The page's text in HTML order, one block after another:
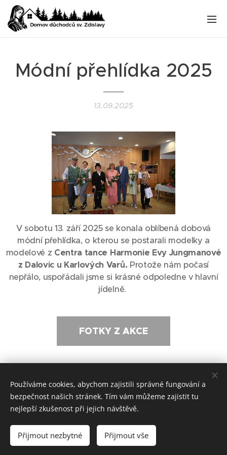
Módní přehlídka 2025
13.09.2025
V sobotu 13. září 2025 se konala oblíbená dobová
módní přehlídka, o kterou se postarali modelky a
modelové z Centra tance Harmonie Evy Jungmanové
z Dalovic u Karlových Varů. Protože nám počasí
nepřálo, uspořádali jsme si krásné odpoledne v hlavní
jídelně.
FOTKY Z AKCE
© 2025 Domov důchodců sv. Zdislavy Červená Voda
Vytvořeno službou Webnode
Používáme cookies, abychom zajistili správné fungování a
bezpečnost našich stránek. Tím vám můžeme zajistit tu
nejlepší zkušenost při jejich návštěvě.
Přijmout nezbytné Přijmout vše